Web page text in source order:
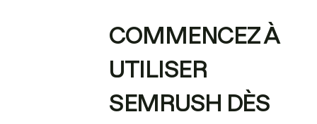
COMMENCEZ À
UTILISER
SEMRUSH DÈS